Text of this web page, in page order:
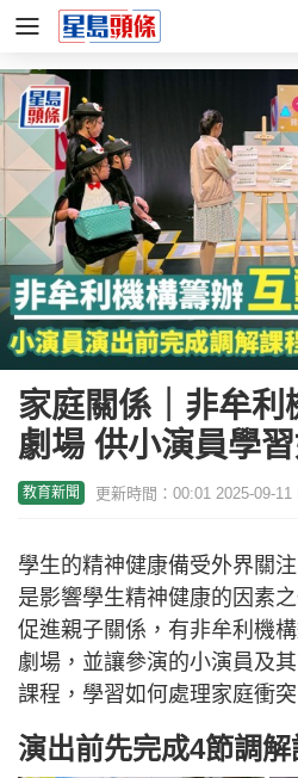
家庭關係｜非牟利
劇場 供小演員學
教育新聞 更新時間：00:01 2025-09-11
學生的精神健康備受外界關
是影響學生精神健康的因素
促進親子關係，有非牟利機
劇場，並讓參演的小演員及
課程，學習如何處理家庭衝突
演出前先完成4節調解